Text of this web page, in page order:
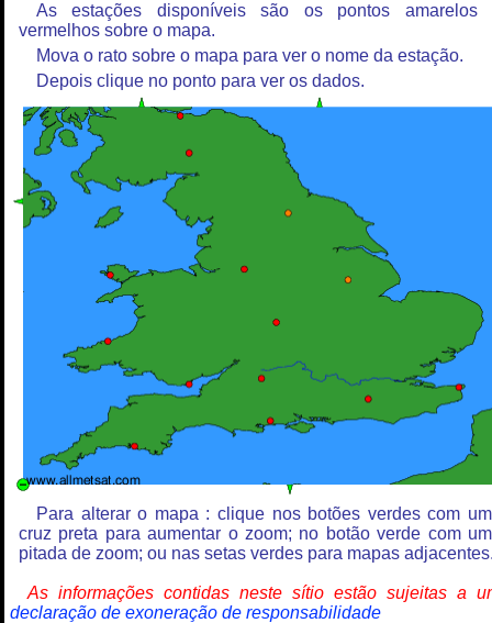
As estações disponíveis são os pontos amarelos
vermelhos sobre o mapa.
Mova o rato sobre o mapa para ver o nome da estação.
Depois clique no ponto para ver os dados.
Para alterar o mapa : clique nos botões verdes com
cruz preta para aumentar o zoom; no botão verde com
pitada de zoom; ou nas setas verdes para mapas
As informações contidas neste sítio estão sujeitas a
declaração de exoneração de responsabilidade